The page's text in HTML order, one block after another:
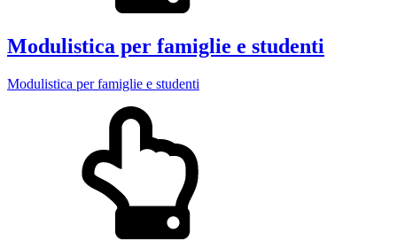
Modulistica per famiglie e studenti
Modulistica per famiglie e studenti